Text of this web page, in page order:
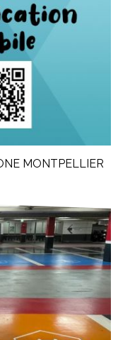
MONTPELLIER